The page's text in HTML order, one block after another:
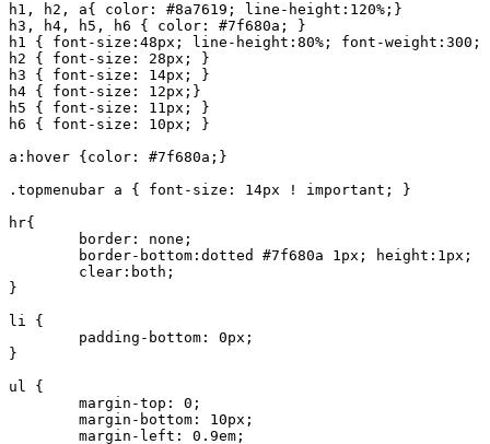
h1, h2, a{ color: #8a7619; line-height:120%;}
h3, h4, h5, h6 { color: #7f680a; }
h1 { font-size:48px; line-height:80%; font-
h2 { font-size: 28px; }
h3 { font-size: 14px; }
h4 { font-size: 12px;}
h5 { font-size: 11px; }
h6 { font-size: 10px; }
a:hover {color: #7f680a;}
.topmenubar a { font-size: 14px ! important; }
hr{
}
li {
}
ul {